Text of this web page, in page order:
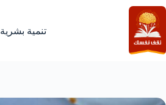
التجاوز
إلى
المحتوى
تنمية بشرية